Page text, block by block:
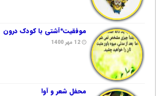
موفقیت*آشتی با کودک درون
12 مهر 1400
محفل شعر و آوا